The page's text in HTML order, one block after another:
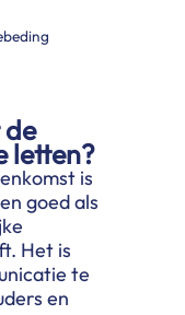
letten?
is
goed als
Het is
te
en